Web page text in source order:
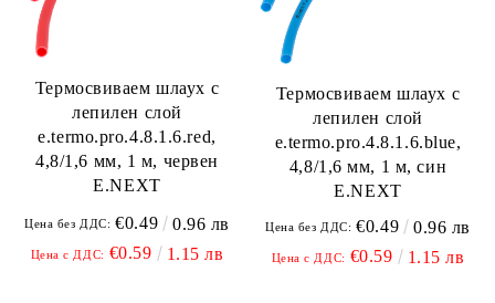
Термосвиваем шлаух с
лепилен слой
e.termo.pro.4.8.1.6.red,
4,8/1,6 мм, 1 м, червен
E.NEXT
Цена без ДДС: €0.49 0.96 лв
Цена с ДДС: €0.59 1.15 лв
Термосвиваем шлаух с
лепилен слой
e.termo.pro.4.8.1.6.blue,
4,8/1,6 мм, 1 м, син
E.NEXT
Цена без ДДС: €0.49 0.96 лв
Цена с ДДС: €0.59 1.15 лв